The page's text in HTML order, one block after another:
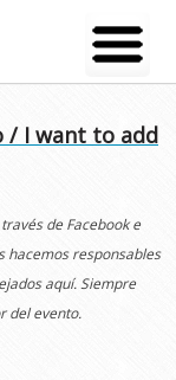
/ I want to add
de Facebook e
hacemos responsables
aquí. Siempre
del evento.